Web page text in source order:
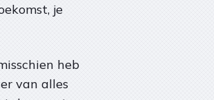
je
heb
van alles